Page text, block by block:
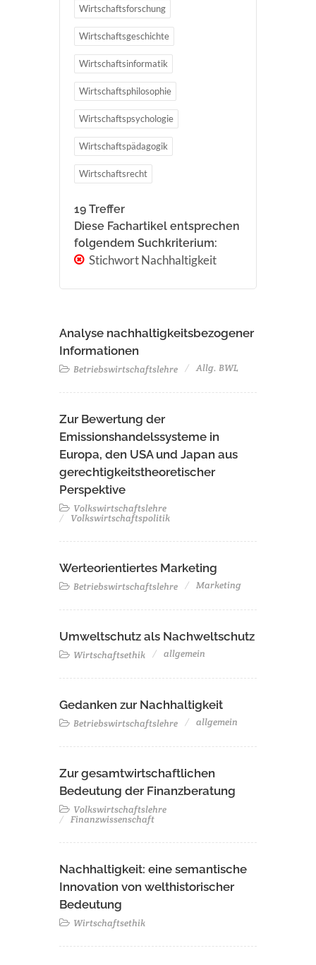
Wirtschaftsforschung
Wirtschaftsgeschichte
Wirtschaftsinformatik
Wirtschaftsphilosophie
Wirtschaftspsychologie
Wirtschaftspädagogik
Wirtschaftsrecht
19 Treffer
Diese Fachartikel entsprechen
folgendem Suchkriterium:
Stichwort Nachhaltigkeit
Analyse nachhaltigkeitsbezogener
Informationen
Betriebswirtschaftslehre Allg. BWL
Zur Bewertung der
Emissionshandelssysteme in
Europa, den USA und Japan aus
gerechtigkeitstheoretischer
Perspektive
Volkswirtschaftslehre
Volkswirtschaftspolitik
Werteorientiertes Marketing
Betriebswirtschaftslehre Marketing
Umweltschutz als Nachweltschutz
Wirtschaftsethik allgemein
Gedanken zur Nachhaltigkeit
Betriebswirtschaftslehre allgemein
Zur gesamtwirtschaftlichen
Bedeutung der Finanzberatung
Volkswirtschaftslehre
Finanzwissenschaft
Nachhaltigkeit: eine semantische
Innovation von welthistorischer
Bedeutung
Wirtschaftsethik